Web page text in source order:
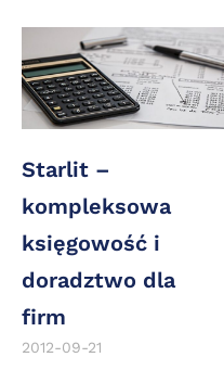
Starlit –
kompleksowa
księgowość i
doradztwo dla
firm
2012-09-21